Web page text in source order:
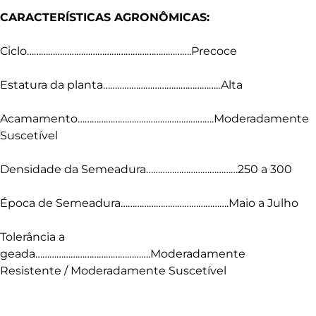
CARACTERÍSTICAS AGRONÔMICAS:
Ciclo…………………………………………………………….Precoce
Estatura da planta…………………………………………..Alta
Acamamento………………………………………………….Moderadamente
Suscetível
Densidade da Semeadura…………………………………250 a 300
Época de Semeadura……………………………………….Maio a Julho
Tolerância a
geada………………………………………….Moderadamente
Resistente / Moderadamente Suscetível